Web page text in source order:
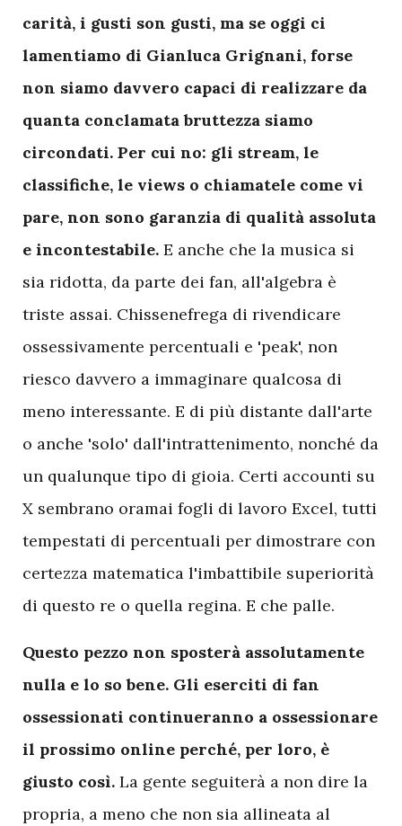
carità, i gusti son gusti, ma se oggi ci
lamentiamo di Gianluca Grignani, forse
non siamo davvero capaci di realizzare da
quanta conclamata bruttezza siamo
circondati. Per cui no: gli stream, le
classifiche, le views o chiamatele come vi
pare, non sono garanzia di qualità assoluta
e incontestabile. E anche che la musica si
sia ridotta, da parte dei fan, all'algebra è
triste assai. Chissenefrega di rivendicare
ossessivamente percentuali e 'peak', non
riesco davvero a immaginare qualcosa di
meno interessante. E di più distante dall'arte
o anche 'solo' dall'intrattenimento, nonché da
un qualunque tipo di gioia. Certi accounti su
X sembrano oramai fogli di lavoro Excel, tutti
tempestati di percentuali per dimostrare con
certezza matematica l'imbattibile superiorità
di questo re o quella regina. E che palle.
Questo pezzo non sposterà assolutamente
nulla e lo so bene. Gli eserciti di fan
ossessionati continueranno a ossessionare
il prossimo online perché, per loro, è
giusto così. La gente seguiterà a non dire la
propria, a meno che non sia allineata al